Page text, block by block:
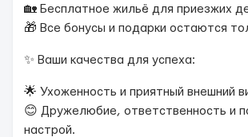
🏡 Бесплатное жильё для приезжих
🎁 Все бонусы и подарки остаются
✨ Ваши качества для успеха:
🌟 Ухоженность и приятный внешний
😊 Дружелюбие, ответственность и
настрой.